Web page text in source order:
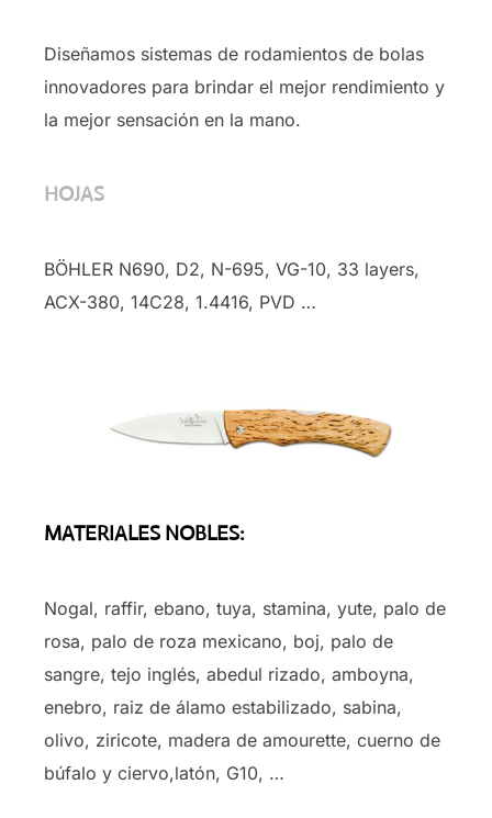
Diseñamos sistemas de rodamientos de bolas
innovadores para brindar el mejor rendimiento y
la mejor sensación en la mano.
HOJAS
BÖHLER N690, D2, N-695, VG-10, 33 layers,
ACX-380, 14C28, 1.4416, PVD …
MATERIALES NOBLES:
Nogal, raffir, ebano, tuya, stamina, yute, palo de
rosa, palo de roza mexicano, boj, palo de
sangre, tejo inglés, abedul rizado, amboyna,
enebro, raiz de álamo estabilizado, sabina,
olivo, ziricote, madera de amourette, cuerno de
búfalo y ciervo,latón, G10, …